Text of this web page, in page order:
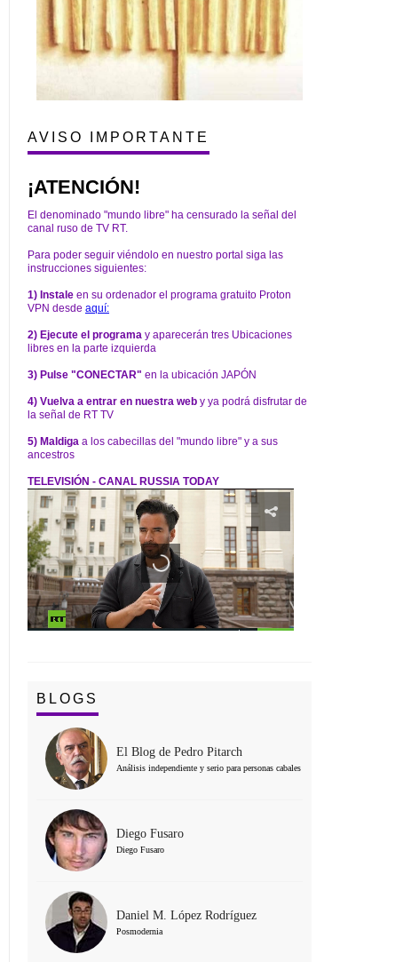
AVISO IMPORTANTE
¡ATENCIÓN!
El denominado "mundo libre" ha censurado la señal del
canal ruso de TV RT.
Para poder seguir viéndolo en nuestro portal siga las
instrucciones siguientes:
1) Instale en su ordenador el programa gratuito Proton
VPN desde aquí:
2) Ejecute el programa y aparecerán tres Ubicaciones
libres en la parte izquierda
3) Pulse "CONECTAR" en la ubicación JAPÓN
4) Vuelva a entrar en nuestra web y ya podrá disfrutar de
la señal de RT TV
5) Maldiga a los cabecillas del "mundo libre" y a sus
ancestros
TELEVISIÓN - CANAL RUSSIA TODAY
BLOGS
El Blog de Pedro Pitarch
Análisis independiente y serio para personas cabales
Diego Fusaro
Diego Fusaro
Daniel M. López Rodríguez
Posmodernia